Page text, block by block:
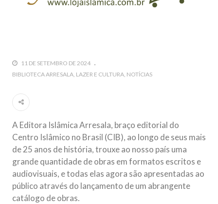
todos os irmãos e irmãs um novo
Em nome de Deus, o Clemente, o Misericordioso! Diante da
muçulmanos, o Imam Ali Ibn Al-Hussein Ibn Ali Ibn Abi Táleb
NOTÍCIAS
3 DE JULHO DE 2014
Centro Islâmico no Brasil recebe o ex-
ministro das Relações Exteriores da
República Islâmica do Irã
Na noite da quinta-feira, 03 de Abril, o Centro Islâmico no
Brasil recebeu em sua sede, em São Paulo, o ex-ministro das
Relações Exteriores da República Islâmica do Irã, Sr. Kamal
Kharrazi, que encontra-se visitando
11 DE SETEMBRO DE 2024
BIBLIOTECA ARRESALA LAZER E CULTURA NOTÍCIAS
A Editora Islâmica Arresala, braço editorial do
Centro Islâmico no Brasil (CIB), ao longo de seus mais
de 25 anos de história, trouxe ao nosso país uma
grande quantidade de obras em formatos escritos e
audiovisuais, e todas elas agora são apresentadas ao
público através do lançamento de um abrangente
catálogo de obras.